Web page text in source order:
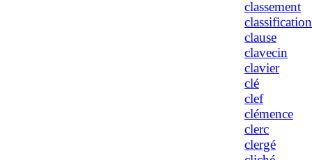
classement
classification
clause
clavecin
clavier
clé
clef
clémence
clerc
clergé